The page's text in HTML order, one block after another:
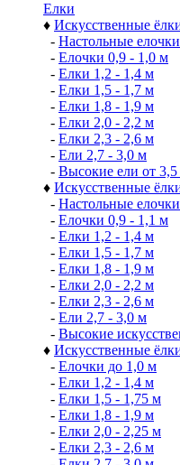
Елки
♦ Искусственные
- Настольные
- Елочки 0,9 - 1,0 м
- Елки 1,2 - 1,4 м
- Елки 1,5 - 1,7 м
- Елки 1,8 - 1,9 м
- Елки 2,0 - 2,2 м
- Елки 2,3 - 2,6 м
- Ели 2,7 - 3,0 м
- Высокие ели от
♦ Искусственные
- Настольные
- Елочки 0,9 - 1,1 м
- Елки 1,2 - 1,4 м
- Елки 1,5 - 1,7 м
- Елки 1,8 - 1,9 м
- Елки 2,0 - 2,2 м
- Елки 2,3 - 2,6 м
- Ели 2,7 - 3,0 м
- Высокие
♦ Искусственные
- Елочки до 1,0 м
- Елки 1,2 - 1,4 м
- Елки 1,5 - 1,75 м
- Елки 1,8 - 1,9 м
- Елки 2,0 - 2,25 м
- Елки 2,3 - 2,6 м